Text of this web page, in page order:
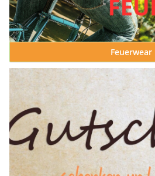
Feuerwear